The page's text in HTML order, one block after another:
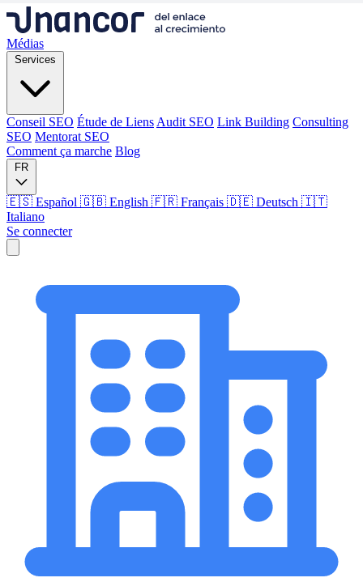
Médias
Services
Conseil SEO Étude de Liens Audit SEO Link Building Consulting
SEO Mentorat SEO
Comment ça marche Blog
FR
🇪🇸 Español 🇬🇧 English 🇫🇷 Français 🇩🇪 Deutsch 🇮🇹
Italiano
Se connecter
Étude de LiensAudit SEO
Mentorat SEO
Comment ça marche Blog
🇬🇧 EN🇫🇷 FR🇩🇪 DE 🇮🇹 IT